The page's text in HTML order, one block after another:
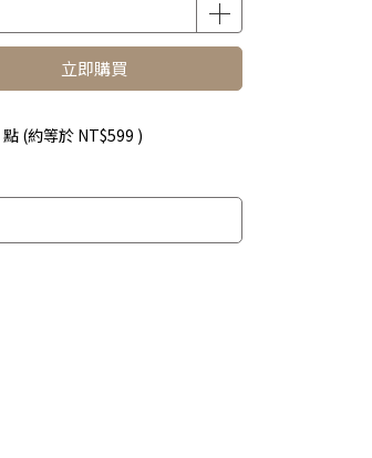
立即購買
點 (約等於 NT$599 )